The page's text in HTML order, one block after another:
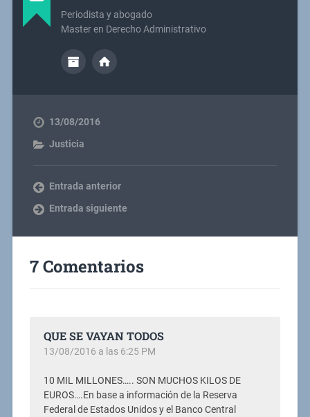
Periodista y abogado
Master en Derecho Administrativo
13/08/2016
Justicia
Entrada anterior
Entrada siguiente
7 Comentarios
QUE SE VAYAN TODOS
13/08/2016 a las 6:25 PM
10 MIL MILLONES….. SON MUCHOS KILOS DE
EUROS….En base a información de la Reserva
Federal de Estados Unidos y el Banco Central